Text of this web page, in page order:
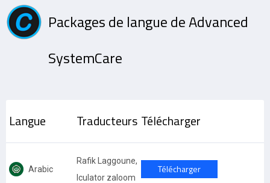
Packages de langue de Advanced
SystemCare
Langue Traducteurs Télécharger
Arabic
Rafik Laggoune,
lculator zaloom
Télécharger